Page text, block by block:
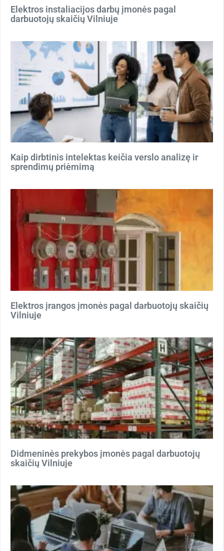
Elektros instaliacijos darbų įmonės pagal
darbuotojų skaičių Vilniuje
Kaip dirbtinis intelektas keičia verslo analizę ir
sprendimų priėmimą
Elektros įrangos įmonės pagal darbuotojų skaičių
Vilniuje
Didmeninės prekybos įmonės pagal darbuotojų
skaičių Vilniuje